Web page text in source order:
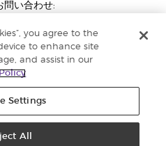
問い合わせ:
you agree to the
to enhance site
and assist in our
Settings
All